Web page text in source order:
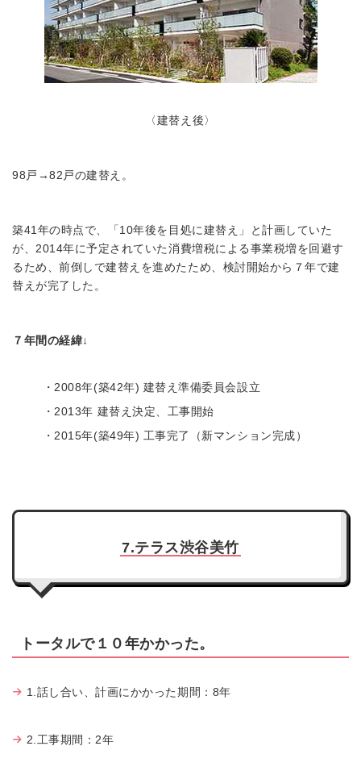
〈建替え後〉
98戸→82戸の建替え。
築41年の時点で、「10年後を目処に建替え」と計画していた
が、2014年に予定されていた消費増税による事業税増を回避す
るため、前倒しで建替えを進めたため、検討開始から７年で建
替えが完了した。
７年間の経緯↓
・2008年(築42年) 建替え準備委員会設立
・2013年 建替え決定、工事開始
・2015年(築49年) 工事完了（新マンション完成）
7.テラス渋谷美竹
トータルで１０年かかった。
1.話し合い、計画にかかった期間：8年
2.工事期間：2年